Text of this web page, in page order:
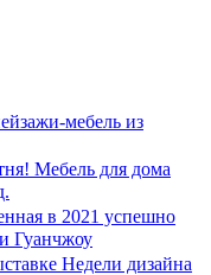
мебель из
Мебель для дома
в 2021 успешно
Гуанчжоу
Недели дизайна